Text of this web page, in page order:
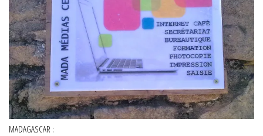
MADAGASCAR :